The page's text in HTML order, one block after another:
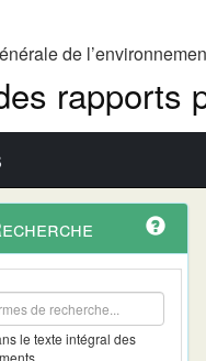
de
rapports
le texte intégral des